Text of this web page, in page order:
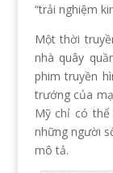
“trải nghiệm
Một thời
nhà quây
phim truyền
trướng của
Mỹ chỉ có
những người
mô tả.